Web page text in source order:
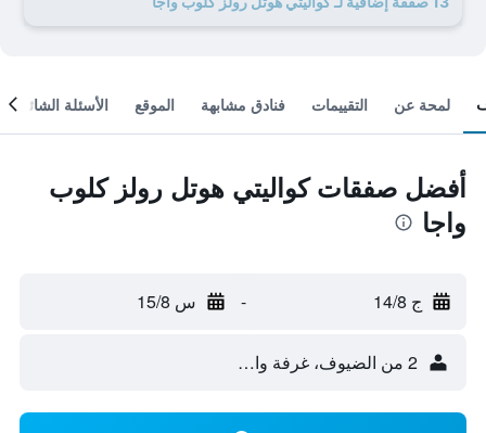
لمحة عن التقييمات فنادق مشابهة الموقع الأسئلة الشائعة
أفضل صفقات كواليتي هوتل رولز كلوب
واجا
ج 14/8 - س 15/8
2 من الضيوف، غرفة واحدة